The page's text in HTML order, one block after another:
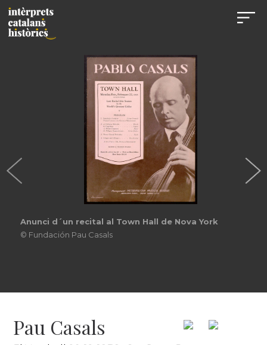
Anunci d´un recital al Town Hall de Nova York
© Fundación Pau Casals
Pau Casals